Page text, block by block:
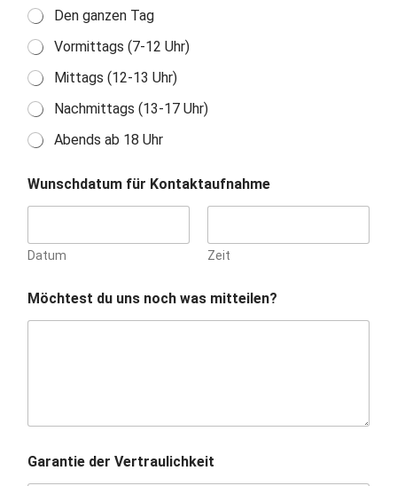
Den ganzen Tag
Vormittags (7-12 Uhr)
Mittags (12-13 Uhr)
Nachmittags (13-17 Uhr)
Abends ab 18 Uhr
e
r
l
e
c
h
b
b
e
Wunschdatum für Kontaktaufnahme
Datum Zeit
Möchtest du uns noch was mitteilen?
Garantie der Vertraulichkeit